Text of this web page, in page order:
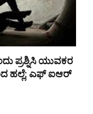
ಪ್ರಶ್ನಿಸಿ ಯುವಕರ
ಹಲ್ಲೆ; ಎಫ್‌ ಐಆರ್